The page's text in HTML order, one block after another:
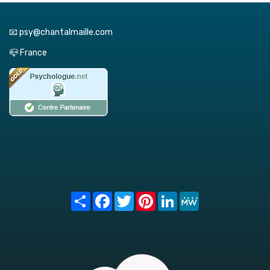
📧 psy@chantalmaille.com
📪 France
Share FacebookTwitterPinterest
LinkedIn